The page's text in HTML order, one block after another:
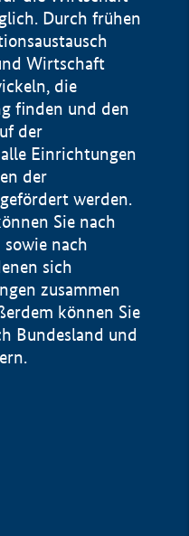
Durch frühen
Wirtschaft
die
finden und den
der
Einrichtungen
der
werden.
Sie nach
nach
sich
zusammen
können Sie
Bundesland und